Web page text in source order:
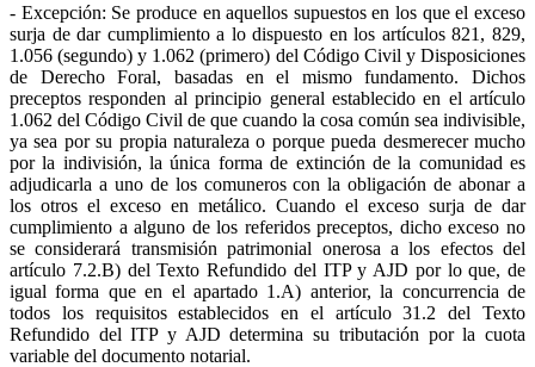
- Excepción: Se produce en aquellos supuestos en los que el exceso
surja de dar cumplimiento a lo dispuesto en los artículos 821, 829,
1.056 (segundo) y 1.062 (primero) del Código Civil y Disposiciones
de Derecho Foral, basadas en el mismo fundamento. Dichos
preceptos responden al principio general establecido en el artículo
1.062 del Código Civil de que cuando la cosa común sea indivisible,
ya sea por su propia naturaleza o porque pueda desmerecer mucho
por la indivisión, la única forma de extinción de la comunidad es
adjudicarla a uno de los comuneros con la obligación de abonar a
los otros el exceso en metálico. Cuando el exceso surja de dar
cumplimiento a alguno de los referidos preceptos, dicho exceso no
se considerará transmisión patrimonial onerosa a los efectos del
artículo 7.2.B) del Texto Refundido del ITP y AJD por lo que, de
igual forma que en el apartado 1.A) anterior, la concurrencia de
todos los requisitos establecidos en el artículo 31.2 del Texto
Refundido del ITP y AJD determina su tributación por la cuota
variable del documento notarial.